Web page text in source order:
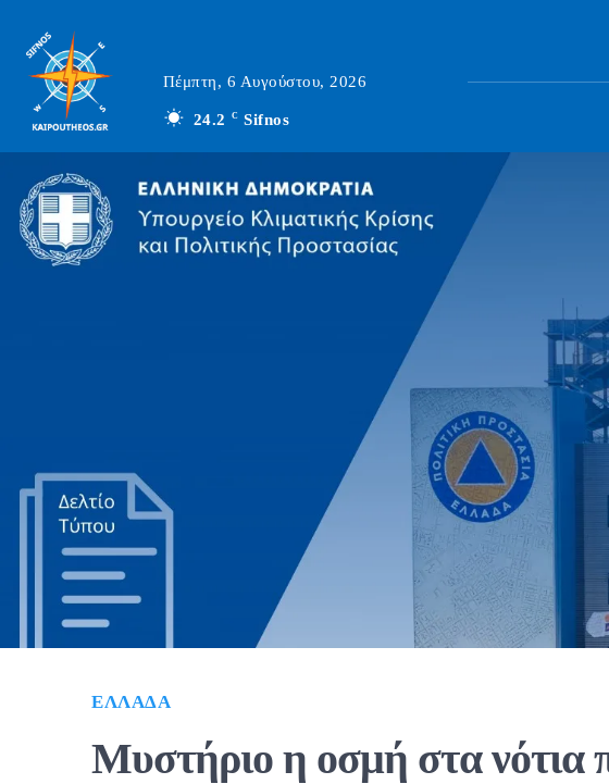
Πέμπτη, 6 Αυγούστου, 2026
24.2 C Sifnos
ΕΛΛΆΔΑ
Mυστήριο η οσμή στα νότια